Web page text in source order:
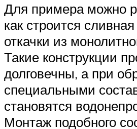
Для примера можно
как строится
откачки из
Такие конструкции
долговечны, а при
специальными
становятся
Монтаж подобного